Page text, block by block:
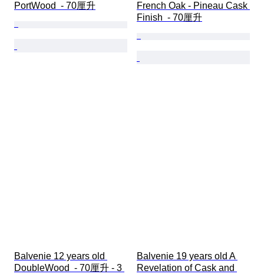
PortWood  - 70厘升
French Oak - Pineau Cask
Finish  - 70厘升
Balvenie 12 years old
DoubleWood  - 70厘升 - 3
Balvenie 19 years old A
Revelation of Cask and